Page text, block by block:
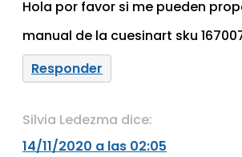
Hola por favor si me pueden
manual de la cuesinart sku
Responder
Silvia Ledezma dice:
14/11/2020 a las 02:05